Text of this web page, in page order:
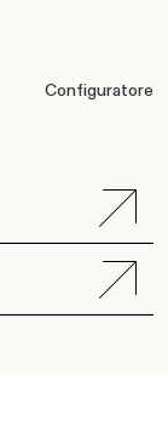
Configuratore